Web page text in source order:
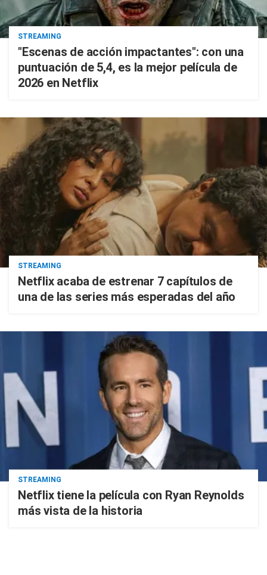
STREAMING
"Escenas de acción impactantes": con una
puntuación de 5,4, es la mejor película de
2026 en Netflix
STREAMING
Netflix acaba de estrenar 7 capítulos de
una de las series más esperadas del año
STREAMING
Netflix tiene la película con Ryan Reynolds
más vista de la historia